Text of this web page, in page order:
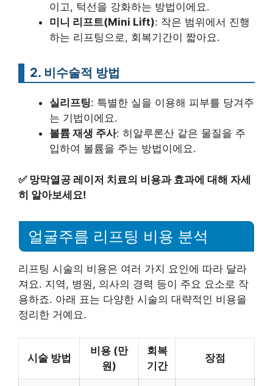
이고, 턱선을 강화하는 방법이에요.
미니 리프트(Mini Lift): 작은 범위에서 진행
하는 리프팅으로, 회복기간이 짧아요.
2. 비수술적 방법
실리프팅: 특별한 실을 이용해 피부를 당겨주
는 기법이에요.
볼륨 재생 주사: 히알루론산 같은 물질을 주
입하여 볼륨을 주는 방법이에요.
✅ 망막열공 레이저 치료의 비용과 효과에 대해 자세
히 알아보세요!
얼굴주름 리프팅 비용 분석
리프팅 시술의 비용은 여러 가지 요인에 따라 달라
져요. 지역, 병원, 의사의 경력 등이 주요 요소로 작
용하죠. 아래 표는 다양한 시술의 대략적인 비용을
정리한 거예요.
시술 방법
비용 (만
원)
회복
기간
장점